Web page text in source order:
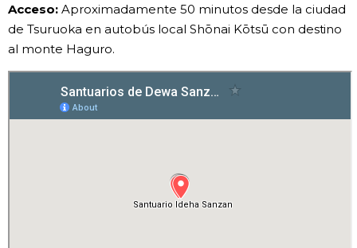
Acceso:Aproximadamente 50 minutos desde la ciudad
de Tsuruoka en autobús local Shōnai Kōtsū con destino
al monte Haguro.